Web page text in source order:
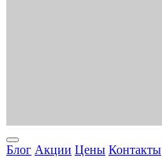
Блог Акции Цены Контакты